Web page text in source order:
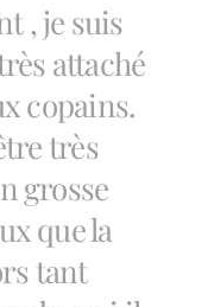
, je suis
attaché
copains.
très
grosse
que la
tant